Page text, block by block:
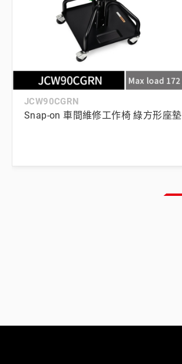
JCW90CGRN
Snap-on 車間維修工作椅 綠方形座墊